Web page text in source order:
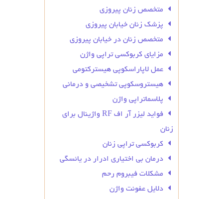
متخصص زنان پیروزی
پزشک زنان خیابان پیروزی
متخصص زنان در خیابان پیروزی
مزایای کربوکسی تراپی واژن
عمل لاپاراسکوپی هیسترکتومی
هیستروسکوپی تشخیصی و درمانی
پلاسماتراپی واژن
فواید لیزر آر اف RF واژینال برای
زنان
کربوکسی تراپی زنان
درمان بی‌ اختیاری ادرار در یائسگی
مشکلات فیبروم رحم
دلایل عفونت واژن